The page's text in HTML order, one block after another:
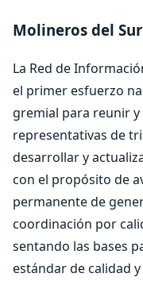
Molineros del
La Red de
el primer esfuerzo
gremial para reunir
representativas de
desarrollar y
con el propósito de
permanente de
coordinación por
sentando las bases
estándar de calidad